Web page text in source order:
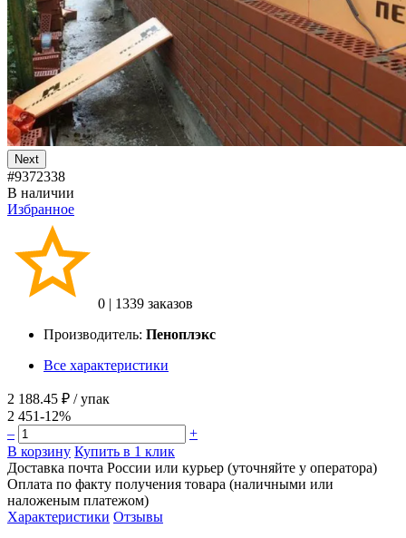
Next
#9372338
В наличии
Избранное
0 | 1339 заказов
Производитель: Пеноплэкс
Все характеристики
2 188.45 ₽ / упак
2 451-12%
–
+
В корзину Купить в 1 клик
Доставка почта России или курьер (уточняйте у оператора)
Оплата по факту получения товара (наличными или
наложеным платежом)
Характеристики Отзывы